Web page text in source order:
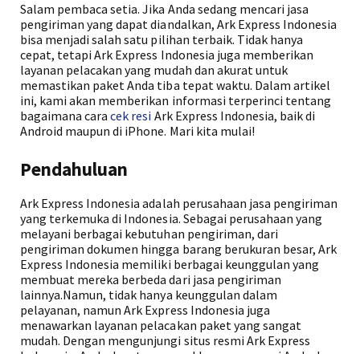
Salam pembaca setia. Jika Anda sedang mencari jasa
pengiriman yang dapat diandalkan, Ark Express Indonesia
bisa menjadi salah satu pilihan terbaik. Tidak hanya
cepat, tetapi Ark Express Indonesia juga memberikan
layanan pelacakan yang mudah dan akurat untuk
memastikan paket Anda tiba tepat waktu. Dalam artikel
ini, kami akan memberikan informasi terperinci tentang
bagaimana caracek resi Ark Express Indonesia, baik di
Android maupun di iPhone. Mari kita mulai!
Pendahuluan
Ark Express Indonesia adalah perusahaan jasa pengiriman
yang terkemuka di Indonesia. Sebagai perusahaan yang
melayani berbagai kebutuhan pengiriman, dari
pengiriman dokumen hingga barang berukuran besar, Ark
Express Indonesia memiliki berbagai keunggulan yang
membuat mereka berbeda dari jasa pengiriman
lainnya.Namun, tidak hanya keunggulan dalam
pelayanan, namun Ark Express Indonesia juga
menawarkan layanan pelacakan paket yang sangat
mudah. Dengan mengunjungi situs resmi Ark Express